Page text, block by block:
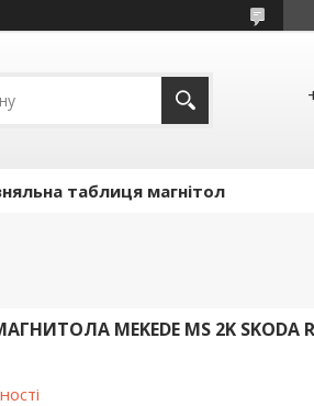
таблиця магнітол
MEKEDE MS 2K SKODA